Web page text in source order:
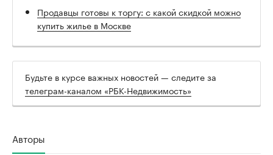
Продавцы готовы к торгу: с какой скидкой можно
купить жилье в Москве
Будьте в курсе важных новостей — следите за
телеграм-каналом «РБК-Недвижимость»
Авторы